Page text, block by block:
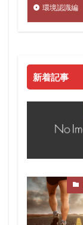
環境認識編
新着記事